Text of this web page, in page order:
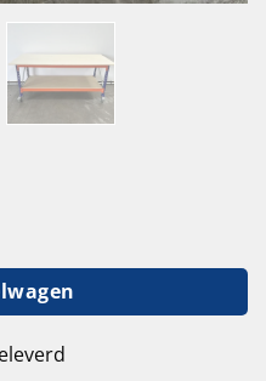
/ 22 mm blad / incl. 4